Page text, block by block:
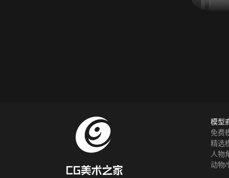
模型
免费
精选
人物
动物/